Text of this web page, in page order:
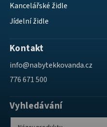
Kancelářské židle
Jídelní židle
Kontakt
info@nabytekkovanda.cz
776 671 500
Vyhledávání